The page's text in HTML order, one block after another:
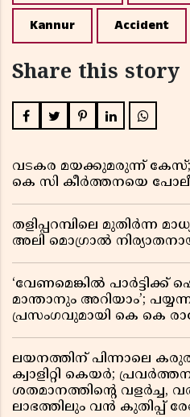
Kannur Accident
Share this story
വടകര മയക്കുമരുന്ന്
കെ സി കീർത്തനയെ
തളിപ്പറമ്പിലെ മുതിർന്ന
അലി മൊഗ്രാൽ
‘വേണമെങ്കിൽ പാർട്ടിക്ക്
മാന്താനും അറിയാം’;
പ്രസംഗവുമായി കെ കെ
ലയനത്തിന് പിന്നാലെ
ക്വാളിറ്റി കെയർ;
ശതമാനത്തിൻ്റെ വളർച്ച,
ലാഭത്തിലും വൻ കുതിപ്പ്